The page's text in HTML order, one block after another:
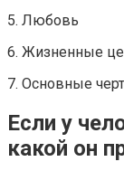
5. Любовь
6. Жизненные
7. Основные
Если у
какой он